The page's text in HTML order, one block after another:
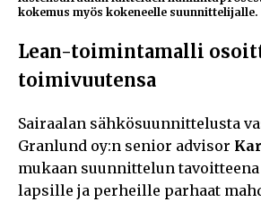
kokemus myös kokeneelle suunnittelijalle.
Lean-toimintamalli
toimivuutensa
Sairaalan sähkösuunnittelusta
Granlund oy:n senior advisor
mukaan suunnittelun
lapsille ja perheille parhaat